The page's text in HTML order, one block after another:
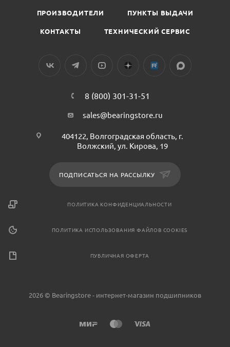
ПРОИЗВОДИТЕЛИ ПУНКТЫ ВЫДАЧИ
КОНТАКТЫ ТЕХНИЧЕСКИЙ СЕРВИС
8 (800) 301-31-51
sales@bearingstore.ru
404122, Волгоградская область, г.
Волжский, ул. Кирова, 19
ПОДПИСАТЬСЯ НА РАССЫЛКУ
ПОЛИТИКА КОНФИДЕНЦИАЛЬНОСТИ
ПОЛИТИКА ИСПОЛЬЗОВАНИЯ ФАЙЛОВ COOKIES
ПУБЛИЧНАЯ ОФЕРТА
2026 © Bearingstore - интернет-магазин подшипников